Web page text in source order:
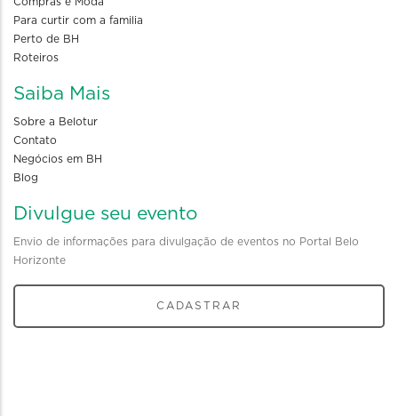
Para curtir com a familia
Perto de BH
Roteiros
Saiba Mais
Sobre a Belotur
Contato
Negócios em BH
Blog
Divulgue seu evento
Envio de informações para divulgação de eventos no Portal Belo
Horizonte
CADASTRAR